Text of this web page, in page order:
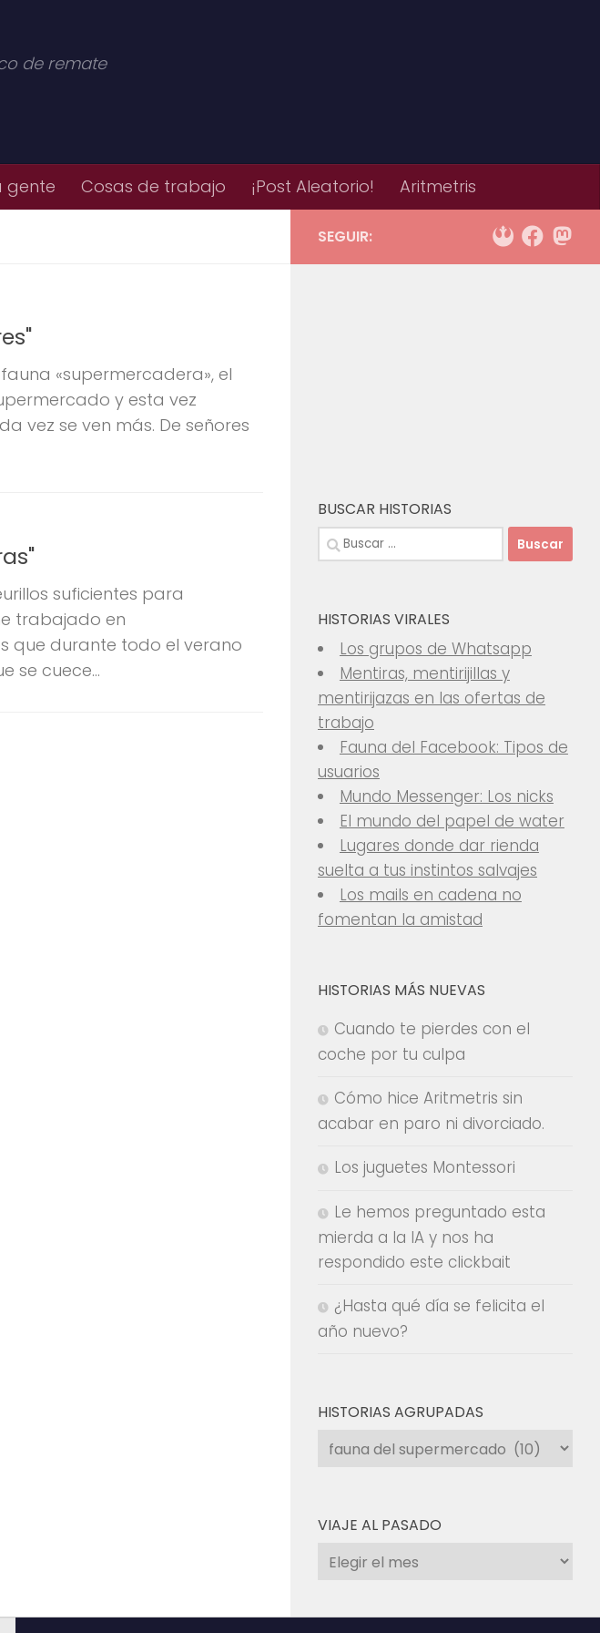
de remate
gente Cosas de trabajo ¡Post Aleatorio! Aritmetris
«supermercadera», el
y esta vez
vez se ven más. De señores
suficientes para
trabajado en
que durante todo el verano
se cuece...
SEGUIR:
BUSCAR HISTORIAS
Buscar:
HISTORIAS VIRALES
Los grupos de Whatsapp
Mentiras, mentirijillas y
mentirijazas en las ofertas de
trabajo
Fauna del Facebook: Tipos de
usuarios
Mundo Messenger: Los nicks
El mundo del papel de water
Lugares donde dar rienda
suelta a tus instintos salvajes
Los mails en cadena no
fomentan la amistad
HISTORIAS MÁS NUEVAS
Cuando te pierdes con el
coche por tu culpa
Cómo hice Aritmetris sin
acabar en paro ni divorciado.
Los juguetes Montessori
Le hemos preguntado esta
mierda a la IA y nos ha
respondido este clickbait
¿Hasta qué día se felicita el
año nuevo?
HISTORIAS AGRUPADAS
Historias
VIAJE AL PASADO
Viaje